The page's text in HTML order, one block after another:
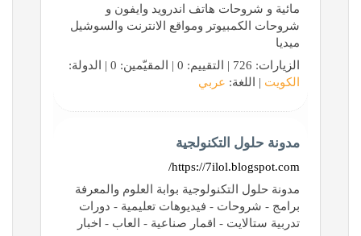
مائية و شروحات هاتف اندرويد وايفون و
شروحات الكمبيوتر ومواقع الانترنت والسوشيل
ميديا
الزيارات: 726 | التقييم: 0 | المقيّمين: 0 | الدولة:
الكويت | اللغة: عربي
مدونة حلول التكنولجية
https://7ilol.blogspot.com/
مدونة حلول التكنولوجية بوابة العلوم والمعرفة
برامج - شروحات - فيديوهات تعليمية - دورات
تدربية ستالايت - اقمار صناعية - العاب - اخبار